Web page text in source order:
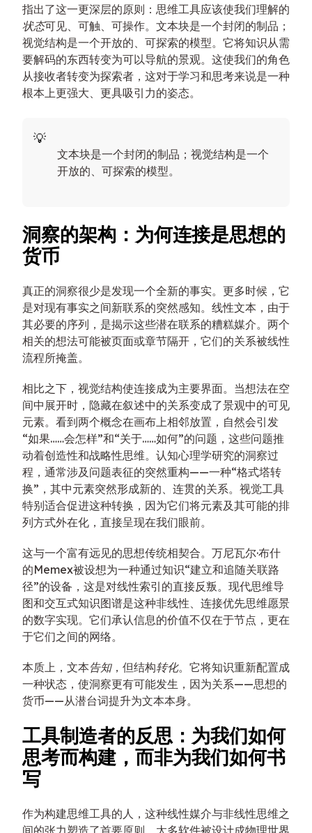
指出了这一更深层的原则：思维工具应该使我们理解的
状态可见、可触、可操作。文本块是一个封闭的制品；
视觉结构是一个开放的、可探索的模型。它将知识从需
要解码的东西转变为可以导航的景观。这使我们的角色
从接收者转变为探索者，这对于学习和思考来说是一种
根本上更强大、更具吸引力的姿态。
文本块是一个封闭的制品；视觉结构是一个
开放的、可探索的模型。
洞察的架构：为何连接是思想的
货币
真正的洞察很少是发现一个全新的事实。更多时候，它
是对现有事实之间新联系的突然感知。线性文本，由于
其必要的序列，是揭示这些潜在联系的糟糕媒介。两个
相关的想法可能被页面或章节隔开，它们的关系被线性
流程所掩盖。
相比之下，视觉结构使连接成为主要界面。当想法在空
间中展开时，隐藏在叙述中的关系变成了景观中的可见
元素。看到两个概念在画布上相邻放置，自然会引发
“如果……会怎样”和“关于……如何”的问题，这些问题推
动着创造性和战略性思维。认知心理学研究的洞察过
程，通常涉及问题表征的突然重构——一种“格式塔转
换”，其中元素突然形成新的、连贯的关系。视觉工具
特别适合促进这种转换，因为它们将元素及其可能的排
列方式外在化，直接呈现在我们眼前。
这与一个富有远见的思想传统相契合。万尼瓦尔·布什
的Memex被设想为一种通过知识“建立和追随关联路
径”的设备，这是对线性索引的直接反叛。现代思维导
图和交互式知识图谱是这种非线性、连接优先思维愿景
的数字实现。它们承认信息的价值不仅在于节点，更在
于它们之间的网络。
本质上，文本告知，但结构转化。它将知识重新配置成
一种状态，使洞察更有可能发生，因为关系——思想的
货币——从潜台词提升为文本本身。
工具制造者的反思：为我们如何
思考而构建，而非为我们如何书
写
作为构建思维工具的人，这种线性媒介与非线性思维之